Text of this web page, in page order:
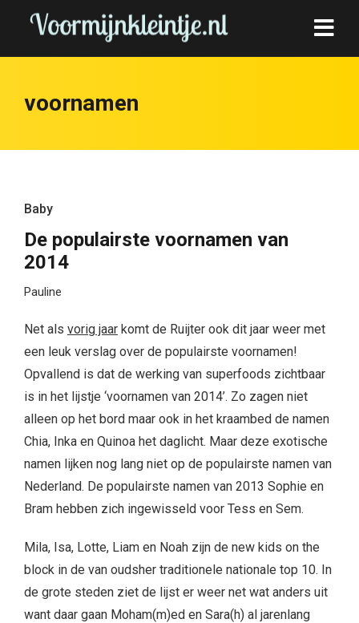
voornamen
Baby
De populairste voornamen van
2014
Pauline
Net als vorig jaar komt de Ruijter ook dit jaar weer met
een leuk verslag over de populairste voornamen!
Opvallend is dat de werking van superfoods zichtbaar
is in het lijstje ‘voornamen van 2014’. Zo zagen niet
alleen op het bord maar ook in het kraambed de namen
Chia, Inka en Quinoa het daglicht. Maar deze exotische
namen lijken nog lang niet op de populairste namen van
Nederland. De populairste namen van 2013 Sophie en
Bram hebben zich ingewisseld voor Tess en Sem.
Mila, Isa, Lotte, Liam en Noah zijn de new kids on the
block in de van oudsher traditionele nationale top 10. In
de grote steden ziet de lijst er weer net wat anders uit
want daar gaan Moham(m)ed en Sara(h) al jarenlang